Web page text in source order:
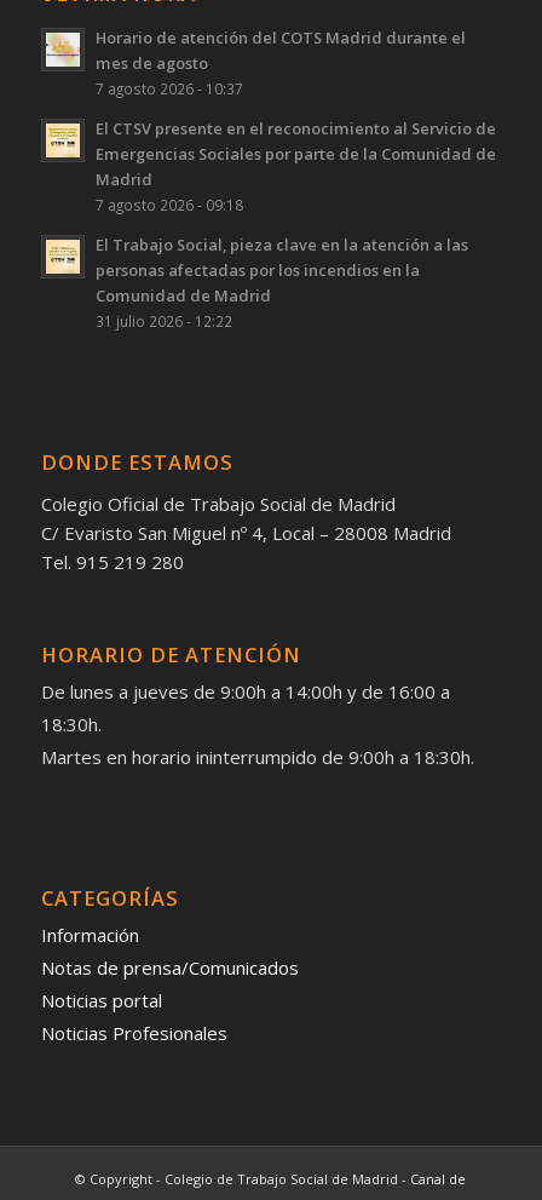
Horario de atención del COTS Madrid durante el
mes de agosto
7 agosto 2026 - 10:37
El CTSV presente en el reconocimiento al Servicio de
Emergencias Sociales por parte de la Comunidad de
Madrid
7 agosto 2026 - 09:18
El Trabajo Social, pieza clave en la atención a las
personas afectadas por los incendios en la
Comunidad de Madrid
31 julio 2026 - 12:22
DONDE ESTAMOS
Colegio Oficial de Trabajo Social de Madrid
C/ Evaristo San Miguel nº 4, Local – 28008 Madrid
Tel. 915 219 280
HORARIO DE ATENCIÓN
De lunes a jueves de 9:00h a 14:00h y de 16:00 a
18:30h.
Martes en horario ininterrumpido de 9:00h a 18:30h.
CATEGORÍAS
Información
Notas de prensa/Comunicados
Noticias portal
Noticias Profesionales
© Copyright - Colegio de Trabajo Social de Madrid - Canal de